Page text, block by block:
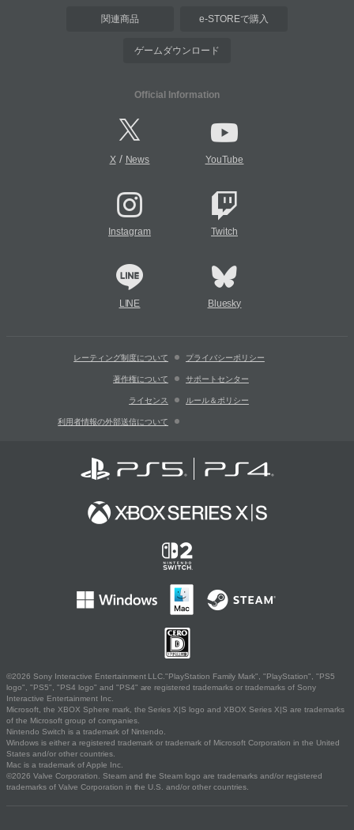
関連商品 e-STOREで購入
ゲームダウンロード
Official Information
X/ News YouTube
Instagram Twitch
LINE Bluesky
レーティング制度について プライバシーポリシー
著作権について サポートセンター
ライセンス ルール＆ポリシー
利用者情報の外部送信について
©2026 Sony Interactive Entertainment LLC."PlayStation Family Mark", "PlayStation", "PS5
logo", "PS5", "PS4 logo" and "PS4" are registered trademarks or trademarks of Sony
Interactive Entertainment Inc.
Microsoft, the XBOX Sphere mark, the Series X|S logo and XBOX Series X|S are trademarks
of the Microsoft group of companies.
Nintendo Switch is a trademark of Nintendo.
Windows is either a registered trademark or trademark of Microsoft Corporation in the United
States and/or other countries.
Mac is a trademark of Apple Inc.
©2026 Valve Corporation. Steam and the Steam logo are trademarks and/or registered
trademarks of Valve Corporation in the U.S. and/or other countries.